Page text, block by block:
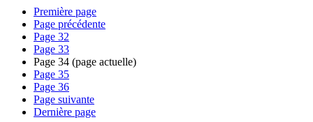
Première page
Page précédente
Page 32
Page 33
Page 34 (page actuelle)
Page 35
Page 36
Page suivante
Dernière page